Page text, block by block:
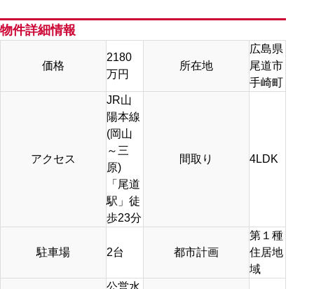
物件詳細情報
価格
2180
万円
所在地
広島県
尾道市
手崎町
アクセス
JR山
陽本線
(岡山
～三
原)
「尾道
駅」徒
歩23分
間取り 4LDK
駐車場 2台 都市計画
第１種
住居地
域
公営水